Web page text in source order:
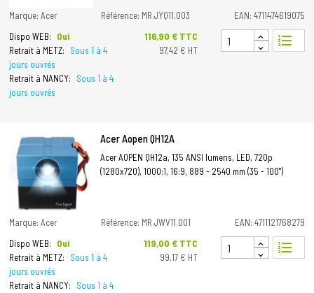
Marque: Acer Référence: MR.JYQ11.003
EAN: 4711474619075
Dispo WEB:
Oui
Retrait à METZ:
Sous 1 à 4
jours ouvrés
Retrait à NANCY:
Sous 1 à 4
jours ouvrés
Prix
116,90 € TTC
97,42 € HT
format_list_numbered
Acer Aopen QH12A
Acer AOPEN QH12a, 135 ANSI lumens, LED, 720p
(1280x720), 1000:1, 16:9, 889 - 2540 mm (35 - 100")
Marque: Acer Référence: MR.JWV11.001
EAN: 4711121768279
Dispo WEB:
Oui
Retrait à METZ:
Sous 1 à 4
jours ouvrés
Retrait à NANCY:
Sous 1 à 4
Prix
119,00 € TTC
99,17 € HT
format_list_numbered